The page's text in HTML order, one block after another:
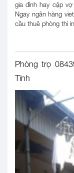
gia đình hay cặp
Ngay ngân hàng
cầu thuê phòng thì
Phòng trọ
Tĩnh